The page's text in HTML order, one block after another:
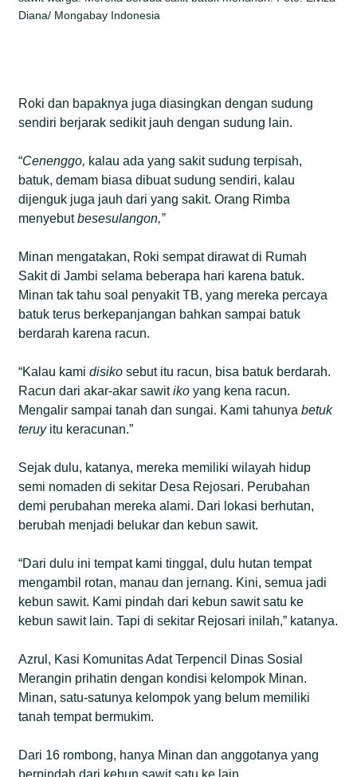
Diana/ Mongabay Indonesia
Roki dan bapaknya juga diasingkan dengan sudung
sendiri berjarak sedikit jauh dengan sudung lain.
“Cenenggo, kalau ada yang sakit sudung terpisah,
batuk, demam biasa dibuat sudung sendiri, kalau
dijenguk juga jauh dari yang sakit. Orang Rimba
menyebutbesesulangon,”
Minan mengatakan, Roki sempat dirawat di Rumah
Sakit di Jambi selama beberapa hari karena batuk.
Minan tak tahu soal penyakit TB, yang mereka percaya
batuk terus berkepanjangan bahkan sampai batuk
berdarah karena racun.
“Kalau kamidisikosebut itu racun, bisa batuk berdarah.
Racun dari akar-akar sawitikoyang kena racun.
Mengalir sampai tanah dan sungai. Kami tahunyabetuk
teruy itu keracunan.”
Sejak dulu, katanya, mereka memiliki wilayah hidup
semi nomaden di sekitar Desa Rejosari. Perubahan
demi perubahan mereka alami. Dari lokasi berhutan,
berubah menjadi belukar dan kebun sawit.
“Dari dulu ini tempat kami tinggal, dulu hutan tempat
mengambil rotan, manau dan jernang. Kini, semua jadi
kebun sawit. Kami pindah dari kebun sawit satu ke
kebun sawit lain. Tapi di sekitar Rejosari inilah,” katanya.
Azrul, Kasi Komunitas Adat Terpencil Dinas Sosial
Merangin prihatin dengan kondisi kelompok Minan.
Minan, satu-satunya kelompok yang belum memiliki
tanah tempat bermukim.
Dari 16 rombong, hanya Minan dan anggotanya yang
berpindah dari kebun sawit satu ke lain.